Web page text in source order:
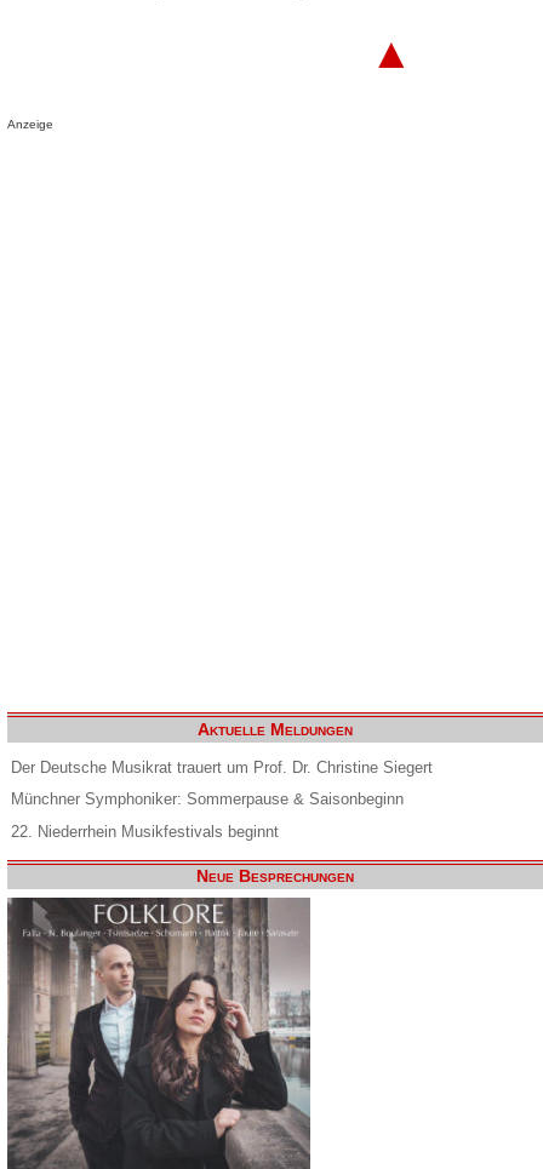
▲
Anzeige
Aktuelle Meldungen
Der Deutsche Musikrat trauert um Prof. Dr. Christine Siegert
Münchner Symphoniker: Sommerpause & Saisonbeginn
22. Niederrhein Musikfestivals beginnt
Neue Besprechungen